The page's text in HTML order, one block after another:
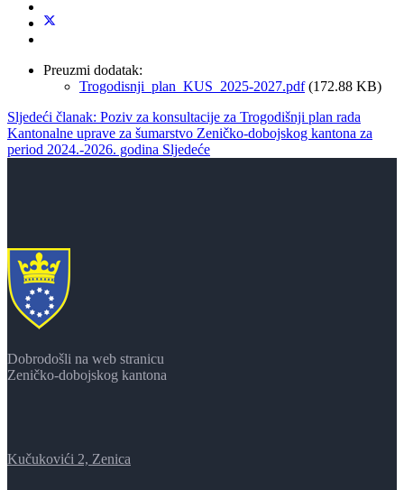
Preuzmi dodatak:
Trogodisnji_plan_KUS_2025-2027.pdf(172.88 KB)
Sljedeći članak: Poziv za konsultacije za Trogodišnji plan rada
Kantonalne uprave za šumarstvo Zeničko-dobojskog kantona za
period 2024.-2026. godina Sljedeće
Dobrodošli na web stranicu
Zeničko-dobojskog kantona
Kučukovići 2, Zenica